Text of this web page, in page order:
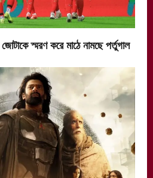
স্মরণ করে মাঠে নামছে পর্তুগাল